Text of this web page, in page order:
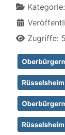
Kategorie:
Zugriffe:
Rüsselsheim